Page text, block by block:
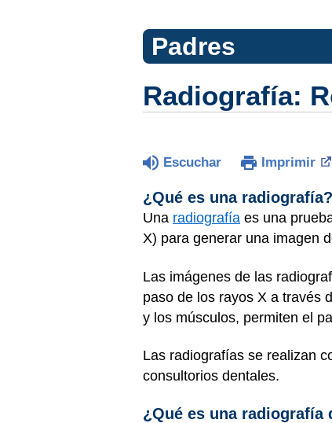
Padres
Radiografía:
Escuchar Imprimir
¿Qué es una radiografía?
Una radiografía es una
X) para generar una imagen
Las imágenes de las
paso de los rayos X a través
y los músculos, permiten el
Las radiografías se realizan
consultorios dentales.
¿Qué es una radiografía